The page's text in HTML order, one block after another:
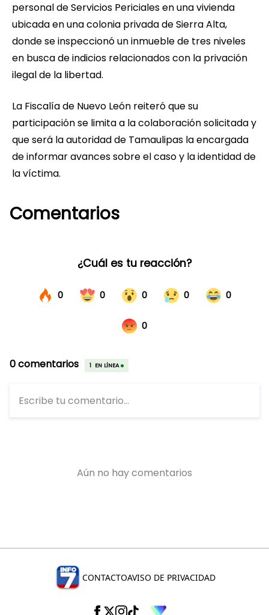
personal de Servicios Periciales en una vivienda
ubicada en una colonia privada de Sierra Alta,
donde se inspeccionó un inmueble de tres niveles
en busca de indicios relacionados con la privación
ilegal de la libertad.
La Fiscalía de Nuevo León reiteró que su
participación se limita a la colaboración solicitada y
que será la autoridad de Tamaulipas la encargada
de informar avances sobre el caso y la identidad de
la víctima.
Comentarios
CONTACTOAVISO DE PRIVACIDAD